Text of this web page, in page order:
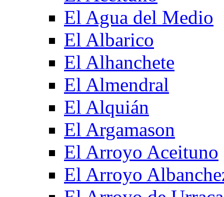
El Agua del Medio
El Albarico
El Alhanchete
El Almendral
El Alquián
El Argamason
El Arroyo Aceituno
El Arroyo